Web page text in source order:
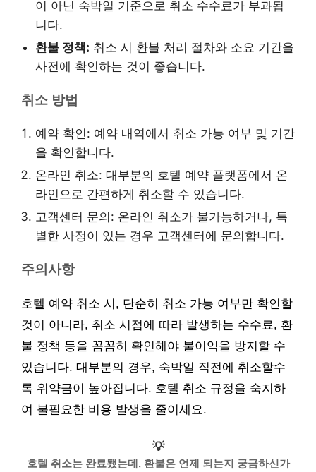
이 아닌 숙박일 기준으로 취소 수수료가 부과됩
니다.
환불 정책: 취소 시 환불 처리 절차와 소요 기간을
사전에 확인하는 것이 좋습니다.
취소 방법
예약 확인: 예약 내역에서 취소 가능 여부 및 기간
을 확인합니다.
온라인 취소: 대부분의 호텔 예약 플랫폼에서 온
라인으로 간편하게 취소할 수 있습니다.
고객센터 문의: 온라인 취소가 불가능하거나, 특
별한 사정이 있는 경우 고객센터에 문의합니다.
주의사항
호텔 예약 취소 시, 단순히 취소 가능 여부만 확인할
것이 아니라, 취소 시점에 따라 발생하는 수수료, 환
불 정책 등을 꼼꼼히 확인해야 불이익을 방지할 수
있습니다. 대부분의 경우, 숙박일 직전에 취소할수
록 위약금이 높아집니다. 호텔 취소 규정을 숙지하
여 불필요한 비용 발생을 줄이세요.
💡
호텔 취소는 완료됐는데, 환불은 언제 되는지 궁금하신가